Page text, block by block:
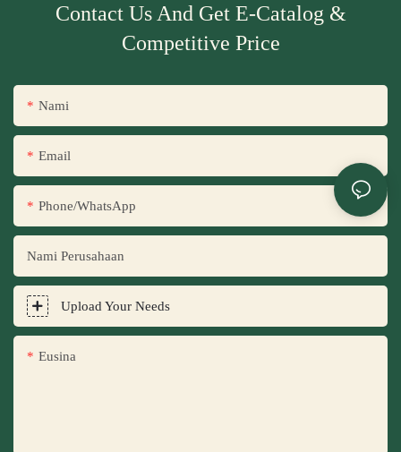
Contact Us And Get E-Catalog &
Competitive Price
Nami
Email
Phone/WhatsApp
Nami Perusahaan
Upload Your Needs
Eusina